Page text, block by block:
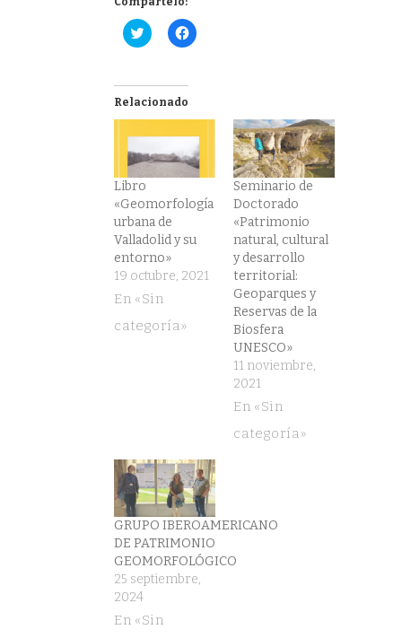
Haz
clic
Twitter
(Se
en
una
nueva)
Haz
clic
en
una
ventana
nueva)
Relacionado
Libro
«Geomorfología
urbana de
Valladolid y su
entorno»
19 octubre, 2021
En «Sin
categoría»
Seminario de
Doctorado
«Patrimonio
natural, cultural
y desarrollo
territorial:
Geoparques y
Reservas de la
Biosfera
UNESCO»
11 noviembre,
2021
En «Sin
categoría»
GRUPO IBEROAMERICANO
DE PATRIMONIO
GEOMORFOLÓGICO
25 septiembre,
2024
En «Sin